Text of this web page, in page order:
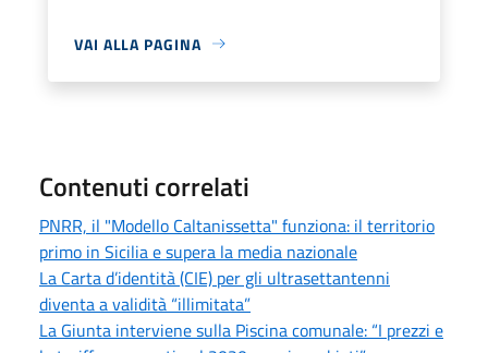
VAI ALLA PAGINA
Contenuti correlati
PNRR, il "Modello Caltanissetta" funziona: il territorio
primo in Sicilia e supera la media nazionale
La Carta d’identità (CIE) per gli ultrasettantenni
diventa a validità “illimitata”
La Giunta interviene sulla Piscina comunale: “I prezzi e